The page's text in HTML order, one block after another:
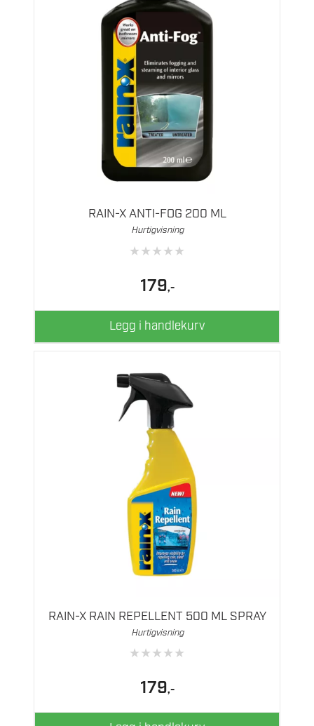
RAIN-X ANTI-FOG 200 ML
Hurtigvisning
★★★★★
179,-
Legg i handlekurv
RAIN-X RAIN REPELLENT 500 ML SPRAY
Hurtigvisning
★★★★★
179,-